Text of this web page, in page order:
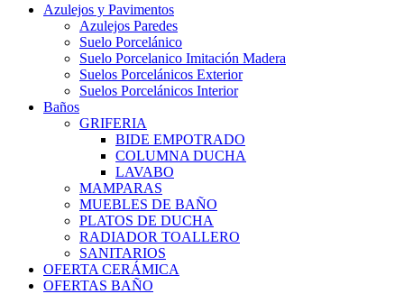
Azulejos y Pavimentos
Azulejos Paredes
Suelo Porcelánico
Suelo Porcelanico Imitación Madera
Suelos Porcelánicos Exterior
Suelos Porcelánicos Interior
Baños
GRIFERIA
BIDE EMPOTRADO
COLUMNA DUCHA
LAVABO
MAMPARAS
MUEBLES DE BAÑO
PLATOS DE DUCHA
RADIADOR TOALLERO
SANITARIOS
OFERTA CERÁMICA
OFERTAS BAÑO